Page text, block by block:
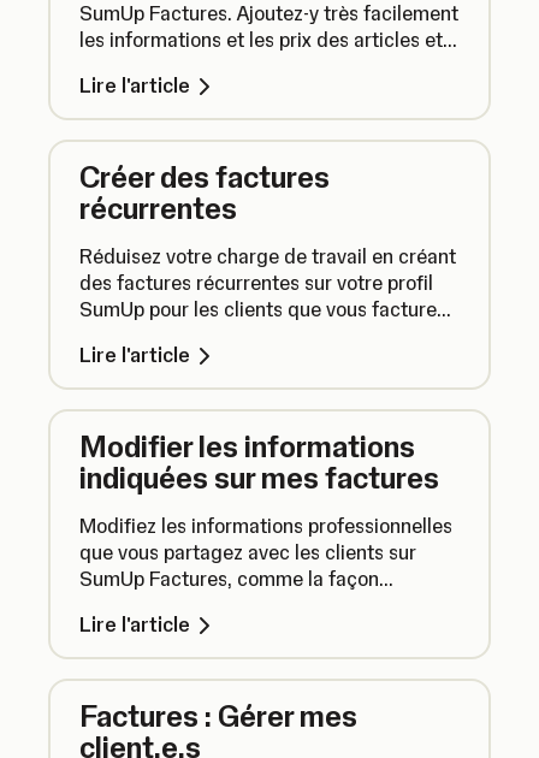
SumUp Factures. Ajoutez-y très facilement
les informations et les prix des articles et
acceptent, il vous suffira d'appuyer sur un
bouton pour les transformer en factures.
Lire l'article
Créer des factures
récurrentes
Réduisez votre charge de travail en créant
des factures récurrentes sur votre profil
SumUp pour les clients que vous facturez
factures récurrentes et de les suspendre
ou les reprendre en fonction de vos
besoins.
Lire l'article
Modifier les informations
indiquées sur mes factures
Modifiez les informations professionnelles
que vous partagez avec les clients sur
SumUp Factures, comme la façon
Lire l'article
Factures : Gérer mes
client.e.s